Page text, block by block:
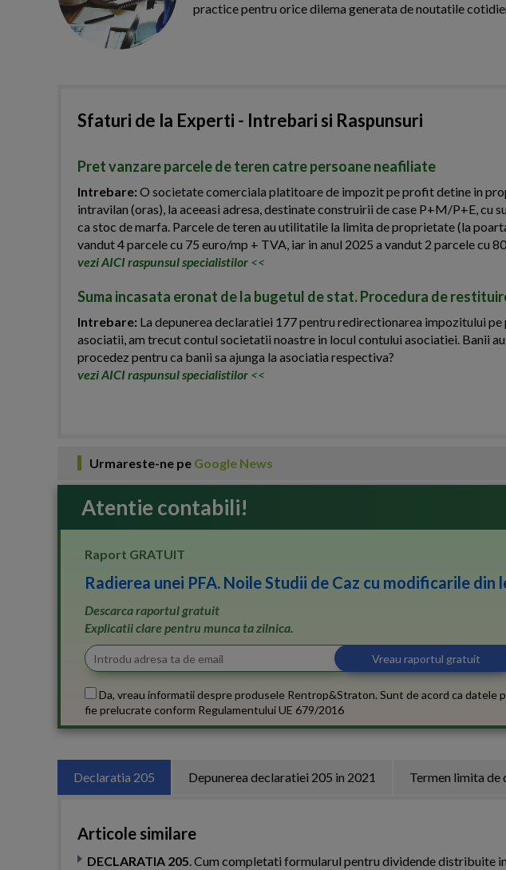
practice pentru orice dilema generata de noutatile
Sfaturi de la Experti - Intrebari si Raspunsuri
Pret vanzare parcele de teren catre persoane neafiliate
Intrebare:O societate comerciala platitoare de impozit pe profit detine in
intravilan (oras), la aceeasi adresa, destinate construirii de case P+M/P+E, cu
ca stoc de marfa. Parcele de teren au utilitatile la limita de proprietate (la
vandut 4 parcele cu 75 euro/mp + TVA, iar in anul 2025 a vandut 2 parcele cu
vezi AICI raspunsul specialistilor <<
Suma incasata eronat de la bugetul de stat. Procedura de
Intrebare: La depunerea declaratiei 177 pentru redirectionarea impozitului
asociatii, am trecut contul societatii noastre in locul contului asociatiei. Banii
procedez pentru ca banii sa ajunga la asociatia respectiva?
vezi AICI raspunsul specialistilor <<
Urmareste-ne pe Google News
Atentie contabili!
Raport GRATUIT
Radierea unei PFA. Noile Studii de Caz cu modificarile din
Descarca raportul gratuit
Explicatii clare pentru munca ta zilnica.
Da, vreau informatii despre produsele Rentrop&Straton. Sunt de acord ca datele
fie prelucrate conform Regulamentului UE 679/2016
Declaratia 205 Depunerea declaratiei 205 in 2021 Termen limita de
Articole similare
DECLARATIA 205. Cum completati formularul pentru dividende distribuite